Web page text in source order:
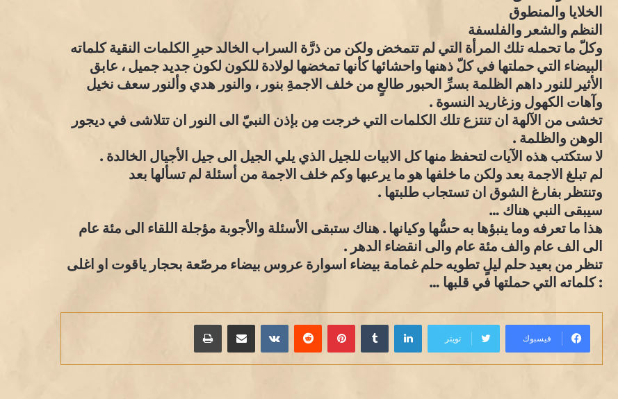
الخلايا والمنطوق
النظم والشعر والفلسفة
وكلّ ما تحمله تلك المرأة التي لم تتمخض ولكن من ذرَّة السراب الخالد حبرِ الكلمات النقية كلماته
البيضاء التي حملتها في كلّ ذهنها واحشائها كأنها تمخضها لولادة للكون لكون جديد جميل ، عابق
الأثير للنور داهم الظلمة بسرِّ الحبور طالعٍ من خلف الاجمةِ بنور ، والنور هدي وألنور سعف نخيل
وآهات الكهول وزغاريد النسوة .
تخشى من الآلهة ان تنتزع تلك الكلمات التي خرجت مِن بإذن النبيّ الى النور ان تتلاشى في ديجور
الوهن والظلمة .
لا ستكتب هذه الآيات لتحفظ منها كل الابيات للجيل الذي يلي الجيل الى جيل الأجيال الخالدة .
لم تبلغ الاجمة بعد ولكن ما خلفها هو ما يرعبها وكم خلف الاجمة من أسئلة لم تسألها بعد
وتنتظر بفارغ الشوق ان تستجاب طلبتها .
سيبقى النبي هناك …
هذا ما تعرفه وما ينبؤها به حسُّها وكيانها . هناك ستبقى الأسئلة والأجوبة مؤجلة اللقاء الى مئة عام
الى الف عام والف مئة عام والى انقضاء الدهر .
تنظر من بعيد حلم ليلٍ تطويه حلم غمامة بيضاء اسوارة عروس بيضاء مرصّعة بحجار ياقوت او اغلى
: كلماته التي حملتها في قلبها …
فيسبوك تويتر
لينكدإن بينتيريست مشاركة عبر البريد طباعة